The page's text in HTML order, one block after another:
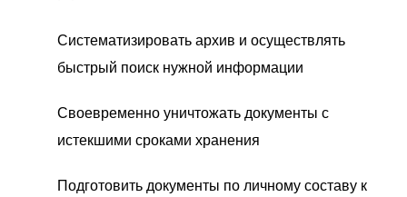
Систематизировать архив и осуществлять
быстрый поиск нужной информации
Своевременно уничтожать документы с
истекшими сроками хранения
Подготовить документы по личному составу к